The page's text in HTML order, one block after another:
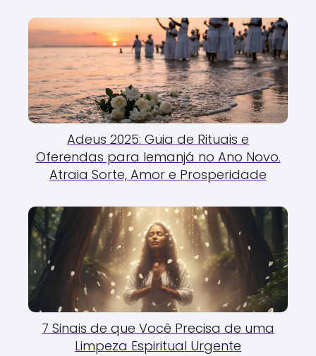
Adeus 2025: Guia de Rituais e
Oferendas para Iemanjá no Ano Novo.
Atraia Sorte, Amor e Prosperidade
7 Sinais de que Você Precisa de uma
Limpeza Espiritual Urgente